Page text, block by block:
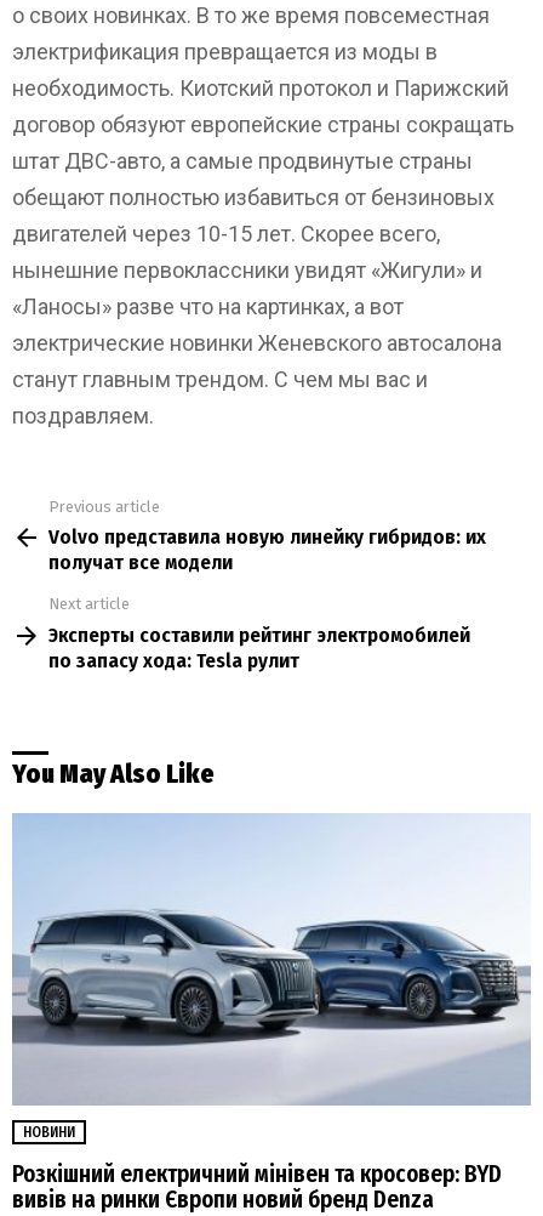
о своих новинках. В то же время повсеместная
электрификация превращается из моды в
необходимость. Киотский протокол и Парижский
договор обязуют европейские страны сокращать
штат ДВС-авто, а самые продвинутые страны
обещают полностью избавиться от бензиновых
двигателей через 10-15 лет. Скорее всего,
нынешние первоклассники увидят «Жигули» и
«Ланосы» разве что на картинках, а вот
электрические новинки Женевского автосалона
станут главным трендом. С чем мы вас и
поздравляем.
more
Previous article
Volvo представила новую линейку гибридов: их
получат все модели
Next article
Эксперты составили рейтинг электромобилей
по запасу хода: Tesla рулит
You May Also Like
НОВИНИ
Розкішний електричний мінівен та кросовер: BYD
вивів на ринки Європи новий бренд Denza